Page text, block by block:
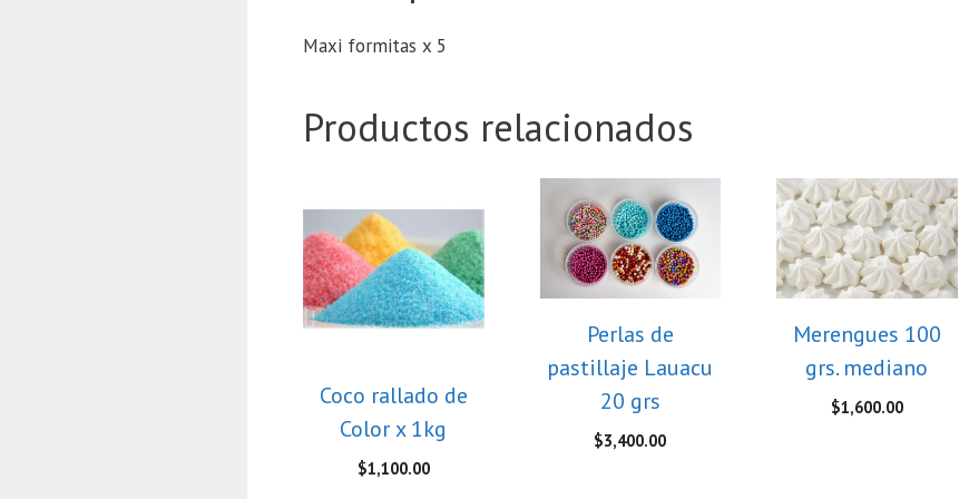
Maxi formitas x 5
Productos relacionados
Coco rallado de
Color x 1kg
$1,100.00
Perlas de
pastillaje Lauacu
20 grs
$3,400.00
Merengues 100
grs. mediano
$1,600.00